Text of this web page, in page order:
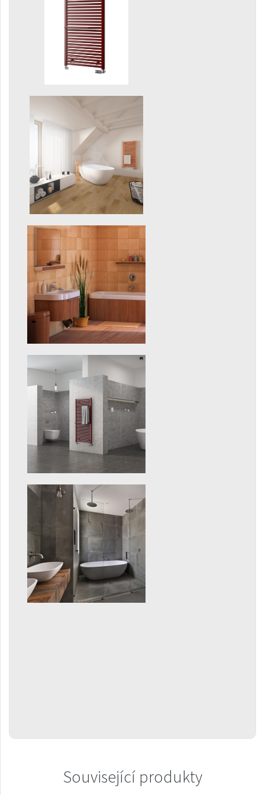
Gradda Inox
Grenada Radius
Grenada Plus
Ikaria
Kandavu
Koro
Koro Plus
Linosia
Malawi
Mapia Light
Mapia Light Plus
Mapia Sky
Mapia Sky Plus
Nias
Octava Double
Ori Open
Orion
Palmyra Chrom
Palmyra Plus
Quadrat Sky PlusSouvisející produkty